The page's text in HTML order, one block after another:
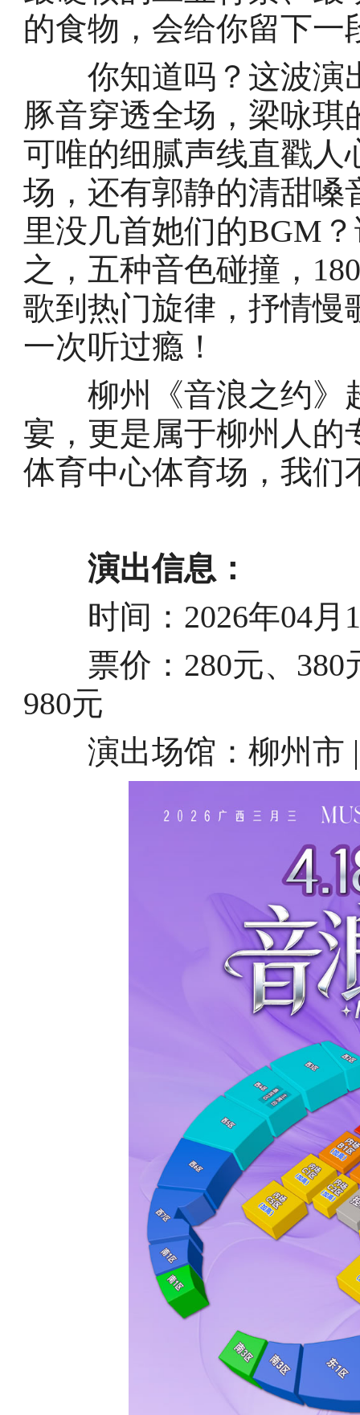
的食物，会给你留下一
你知道吗？这波演
豚音穿透全场，梁咏
可唯的细腻声线直戳人
场，还有郭静的清甜嗓
里没几首她们的BGM
之，五种音色碰撞，
歌到热门旋律，抒情慢
一次听过瘾！
柳州《音浪之约》
宴，更是属于柳州人的
体育中心体育场，我们
演出信息：
时间：2026年04月
票价：280元、380
980元
演出场馆：柳州市 |